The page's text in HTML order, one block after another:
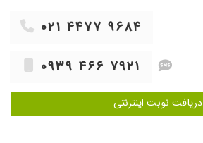
۰۲۱ ۴۴۷۷ ۹۶۸۴
۰۹۳۹ ۴۶۶ ۷۹۲۱
دریافت نوبت اینترنتی